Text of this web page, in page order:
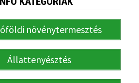
növénytermesztés
Állattenyésztés